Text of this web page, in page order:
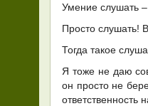
Умение слушать –
Просто слушать!
Тогда такое
Я тоже не даю
он просто не
ответственность